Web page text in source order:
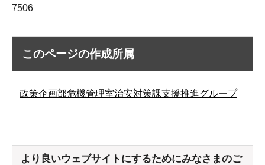
7506
このページの作成所属
政策企画部危機管理室治安対策課支援推進グループ
より良いウェブサイトにするためにみなさまのご